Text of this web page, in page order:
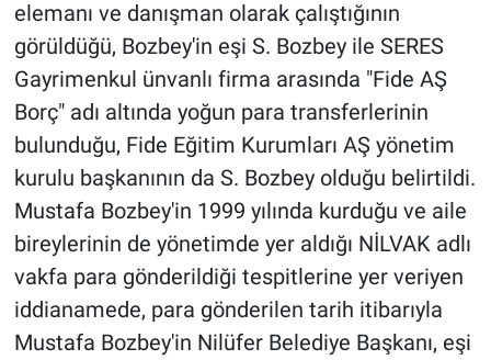
elemanı ve danışman olarak çalıştığının
görüldüğü, Bozbey'in eşi S. Bozbey ile SERES
Gayrimenkul ünvanlı firma arasında "Fide AŞ
Borç" adı altında yoğun para transferlerinin
bulunduğu, Fide Eğitim Kurumları AŞ yönetim
kurulu başkanının da S. Bozbey olduğu belirtildi.
Mustafa Bozbey'in 1999 yılında kurduğu ve aile
bireylerinin de yönetimde yer aldığı NİLVAK adlı
vakfa para gönderildiği tespitlerine yer veriyen
iddianamede, para gönderilen tarih itibarıyla
Mustafa Bozbey'in Nilüfer Belediye Başkanı, eşi